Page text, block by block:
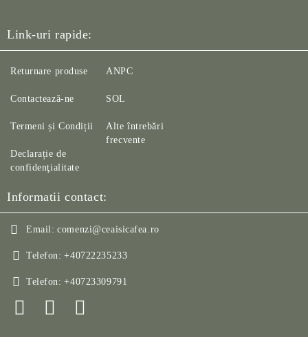
Link-uri rapide:
Returnare produse
Contactează-ne
Termeni și Condiții
Declarație de
confidenţialitate
ANPC
SOL
Alte întrebări
frecvente
Informatii contact:
Email: comenzi@ceaisicafea.ro
Telefon: +40722235233
Telefon: +40723309791